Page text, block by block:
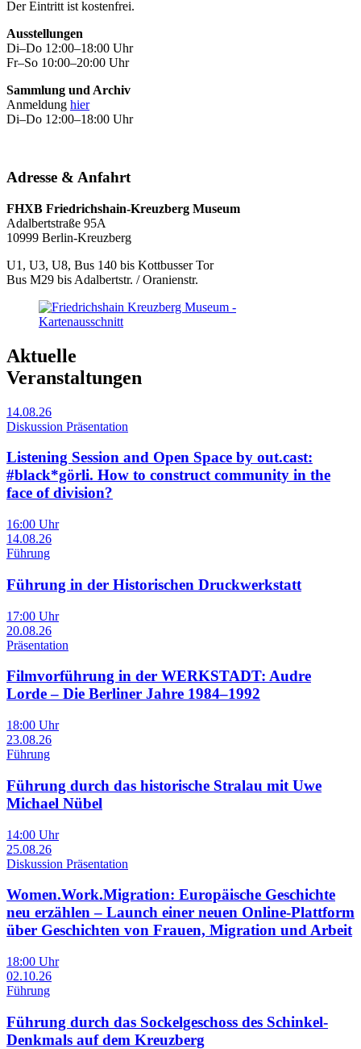
Der Eintritt ist kostenfrei.
Ausstellungen
Di–Do 12:00–18:00 Uhr
Fr–So 10:00–20:00 Uhr
Sammlung und Archiv
Anmeldung hier
Di–Do 12:00–18:00 Uhr
Adresse & Anfahrt
FHXB Friedrichshain-Kreuzberg Museum
Adalbertstraße 95A
10999 Berlin-Kreuzberg
U1, U3, U8, Bus 140 bis Kottbusser Tor
Bus M29 bis Adalbertstr. / Oranienstr.
Aktuelle
Veranstaltungen
14.08.26
Diskussion Präsentation
Listening Session and Open Space by out.cast:
#black*görli. How to construct community in the
face of division?
16:00 Uhr
14.08.26
Führung
Führung in der Historischen Druckwerkstatt
17:00 Uhr
20.08.26
Präsentation
Filmvorführung in der WERKSTADT: Audre
Lorde – Die Berliner Jahre 1984–1992
18:00 Uhr
23.08.26
Führung
Führung durch das historische Stralau mit Uwe
Michael Nübel
14:00 Uhr
25.08.26
Diskussion Präsentation
Women.Work.Migration: Europäische Geschichte
neu erzählen – Launch einer neuen Online-Plattform
über Geschichten von Frauen, Migration und Arbeit
18:00 Uhr
02.10.26
Führung
Führung durch das Sockelgeschoss des Schinkel-
Denkmals auf dem Kreuzberg